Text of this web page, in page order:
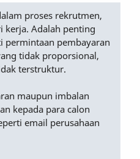
proses rekrutmen,
kerja. Adalah penting
permintaan pembayaran
tidak proporsional,
terstruktur.
maupun imbalan
kepada para calon
email perusahaan